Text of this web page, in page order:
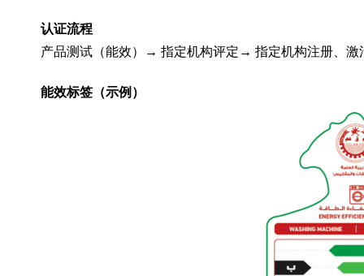
认证流程
产品测试（能效）→ 指定机构评定→ 指定机构注册、激
能效标签（示例）